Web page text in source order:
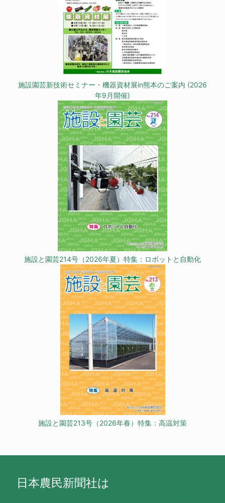
施設園芸新技術セミナー・機器資材展in熊本のご案内 (2026
年9月開催)
施設と園芸214号（2026年夏）特集：ロボットと自動化
施設と園芸213号（2026年春）特集：高温対策
日本農民新聞社は